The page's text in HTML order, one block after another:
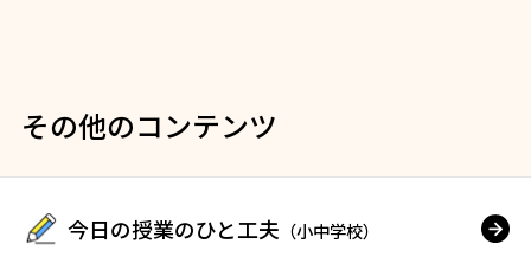
その他のコンテンツ
今日の授業のひと工夫 （小中学校）